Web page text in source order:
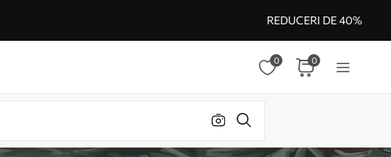
REDUCERI DE 40%
0 0